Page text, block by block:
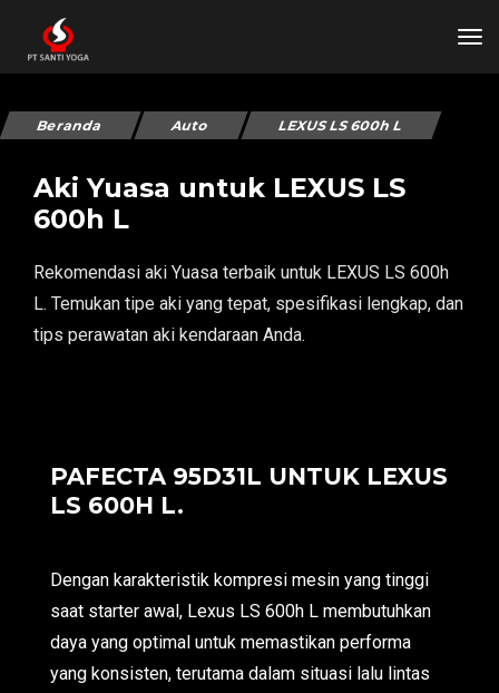
Beranda Auto LEXUS LS 600h L
Aki Yuasa untuk LEXUS LS
600h L
Rekomendasi aki Yuasa terbaik untuk LEXUS LS 600h
L. Temukan tipe aki yang tepat, spesifikasi lengkap, dan
tips perawatan aki kendaraan Anda.
PAFECTA 95D31L UNTUK LEXUS
LS 600H L.
Dengan karakteristik kompresi mesin yang tinggi
saat starter awal, Lexus LS 600h L membutuhkan
daya yang optimal untuk memastikan performa
yang konsisten, terutama dalam situasi lalu lintas